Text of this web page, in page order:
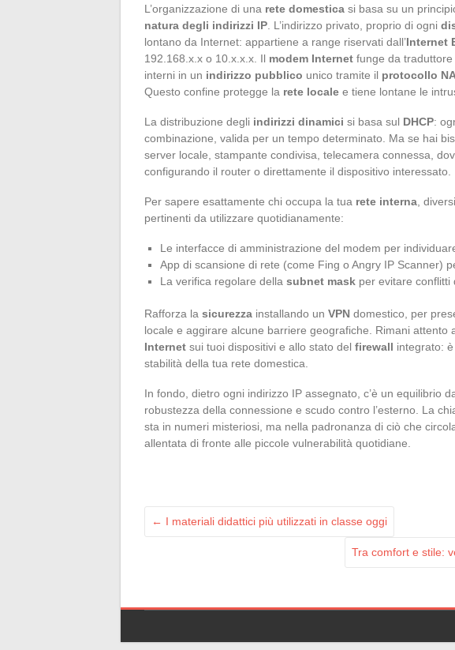
L’organizzazione di una rete domestica si basa su un
natura degli indirizzi IP . L’indirizzo privato, proprio di ogni
lontano da Internet: appartiene a range riservati dall’Internet
192.168.x.x o 10.x.x.x. Il modem Internet funge da
interni in un indirizzo pubblico unico tramite il protocollo
Questo confine protegge la rete locale e tiene lontane le
La distribuzione degli indirizzi dinamici si basa sul DHCP:
combinazione, valida per un tempo determinato. Ma se hai
server locale, stampante condivisa, telecamera connessa,
configurando il router o direttamente il dispositivo interessato.
Per sapere esattamente chi occupa la tua rete interna ,
pertinenti da utilizzare quotidianamente:
Le interfacce di amministrazione del modem per
App di scansione di rete (come Fing o Angry IP Scanner)
La verifica regolare della subnet mask per evitare conflitti
Rafforza la sicurezza installando un VPN domestico, per
locale e aggirare alcune barriere geografiche. Rimani attento
Internet sui tuoi dispositivi e allo stato del firewall integrato:
stabilità della tua rete domestica.
In fondo, dietro ogni indirizzo IP assegnato, c’è un equilibrio
robustezza della connessione e scudo contro l’esterno. La
sta in numeri misteriosi, ma nella padronanza di ciò che
allentata di fronte alle piccole vulnerabilità quotidiane.
← I materiali didattici più utilizzati in classe oggi
Tra comfort e stile: